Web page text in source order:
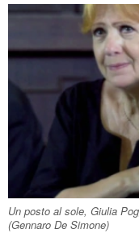
Un posto al sole, Giulia
(Gennaro De Simone)